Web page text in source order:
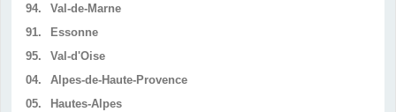
94.
Val-de-Marne
91.
Essonne
95.
Val-d'Oise
04.
Alpes-de-Haute-Provence
05.
Hautes-Alpes